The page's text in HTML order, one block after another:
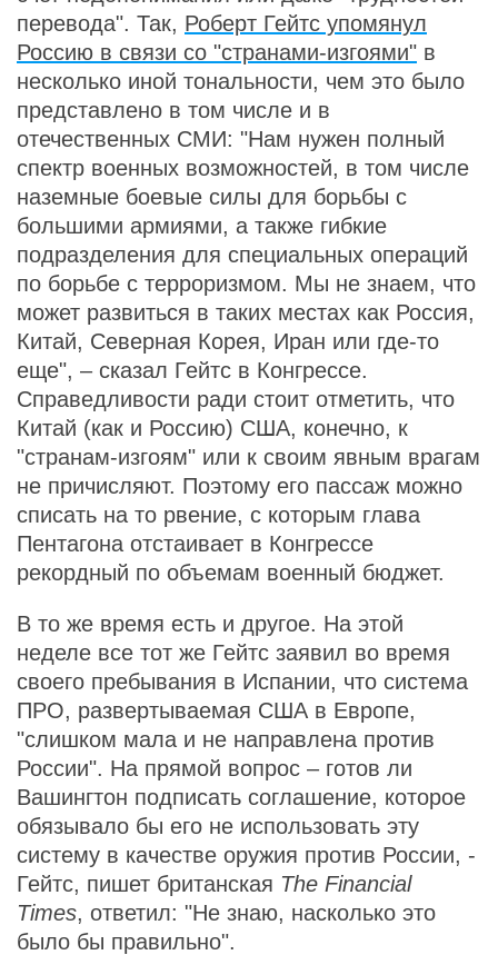
перевода". Так, Роберт Гейтс упомянул
Россию в связи со "странами-изгоями" в
несколько иной тональности, чем это было
представлено в том числе и в
отечественных СМИ: "Нам нужен полный
спектр военных возможностей, в том числе
наземные боевые силы для борьбы с
большими армиями, а также гибкие
подразделения для специальных операций
по борьбе с терроризмом. Мы не знаем, что
может развиться в таких местах как Россия,
Китай, Северная Корея, Иран или где-то
еще", – сказал Гейтс в Конгрессе.
Справедливости ради стоит отметить, что
Китай (как и Россию) США, конечно, к
"странам-изгоям" или к своим явным врагам
не причисляют. Поэтому его пассаж можно
списать на то рвение, с которым глава
Пентагона отстаивает в Конгрессе
рекордный по объемам военный бюджет.
В то же время есть и другое. На этой
неделе все тот же Гейтс заявил во время
своего пребывания в Испании, что система
ПРО, развертываемая США в Европе,
"слишком мала и не направлена против
России". На прямой вопрос – готов ли
Вашингтон подписать соглашение, которое
обязывало бы его не использовать эту
систему в качестве оружия против России, -
Гейтс, пишет британская The Financial
Times, ответил: "Не знаю, насколько это
было бы правильно".